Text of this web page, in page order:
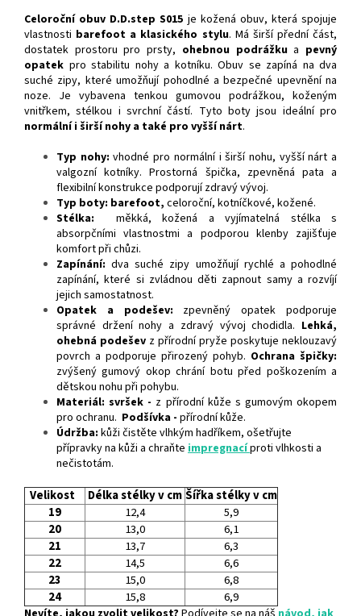
Celoroční obuv D.D.step S015 je kožená obuv, která spojuje
vlastnosti barefoot a klasického stylu. Má širší přední část,
dostatek prostoru pro prsty, ohebnou podrážkua pevný
opatek pro stabilitu nohy a kotníku. Obuv se zapíná na dva
suché zipy, které umožňují pohodlné a bezpečné upevnění na
noze. Je vybavena tenkou gumovou podrážkou, koženým
vnitřkem, stélkou i svrchní částí. Tyto boty jsou ideální pro
normální i širší nohy a také pro vyšší nárt.
Typ nohy:vhodné pro normální i širší nohu, vyšší nárt a
valgozní kotníky. Prostorná špička, zpevněná pata a
flexibilní konstrukce podporují zdravý vývoj.
Typ boty: barefoot, celoroční, kotníčkové, kožené.
Stélka: měkká, kožená a vyjímatelná stélka s
absorpčními vlastnostmi a podporou klenby zajišťuje
komfort při chůzi.
Zapínání:dva suché zipy umožňují rychlé a pohodlné
zapínání, které si zvládnou děti zapnout samy a rozvíjí
jejich samostatnost.
Opatek a podešev: zpevněný opatek podporuje
správné držení nohy a zdravý vývoj chodidla. Lehká,
ohebná podešev z přírodní pryže poskytuje neklouzavý
povrch a podporuje přirozený pohyb. Ochrana špičky:
zvýšený gumový okop chrání botu před poškozením a
dětskou nohu při pohybu.
Materiál: svršek - z přírodní kůže s gumovým okopem
pro ochranu. Podšívka - přírodní kůže.
Údržba: kůži čistěte vlhkým hadříkem, ošetřujte
přípravky na kůži a chraňte impregnacíproti vlhkosti a
nečistotám.
Velikost Délka stélky v cmŠířka stélky v cm
19
12,4
5,9
20
13,0
6,1
21
13,7
6,3
22
14,5
6,6
23
15,0
6,8
24
15,8 6,9